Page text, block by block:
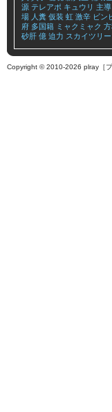
源 テレアポ キュウリ 主導
場 人糞 仮装 虹 激辛 ビン
府 多国籍 ミャクミャク
砂肝 億 迫力 スカイツリー
Copyright © 2010-2026 plray［